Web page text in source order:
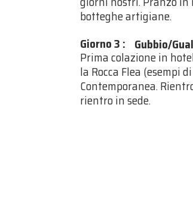
botteghe artigiane.
Giorno 3 : Gubbio/
Prima colazione in
la Rocca Flea (esempi
Contemporanea.
rientro in sede.